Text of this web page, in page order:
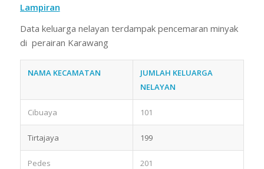
Lampiran
Data keluarga nelayan terdampak pencemaran minyak
di perairan Karawang
NAMA KECAMATAN
JUMLAH KELUARGA
NELAYAN
Cibuaya 101
Tirtajaya 199
Pedes 201